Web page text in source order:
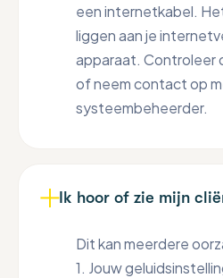
een internetkabel.
liggen aan je
apparaat. Controleer
of neem contact op
systeembeheerder.
Ik hoor of zie mijn
Dit kan meerdere
1. Jouw